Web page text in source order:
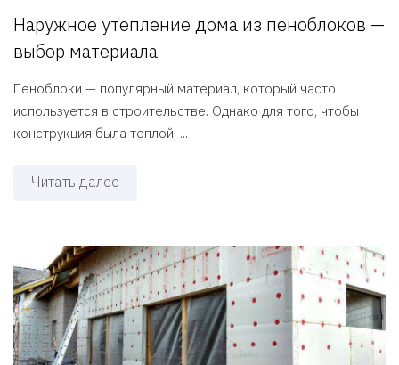
Наружное утепление дома из пеноблоков —
выбор материала
Пеноблоки — популярный материал, который часто
используется в строительстве. Однако для того, чтобы
конструкция была теплой, ...
Читать далее